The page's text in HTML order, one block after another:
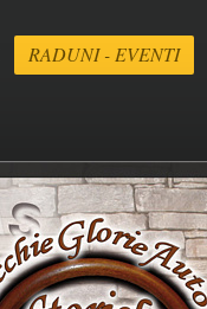
RADUNI - EVENTI